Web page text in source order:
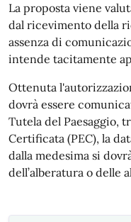
La proposta viene
dal ricevimento della
assenza di
intende tacitamente
Ottenuta
dovrà essere
Tutela del Paesaggio,
Certificata (PEC), la
dalla medesima si
dell’alberatura o delle